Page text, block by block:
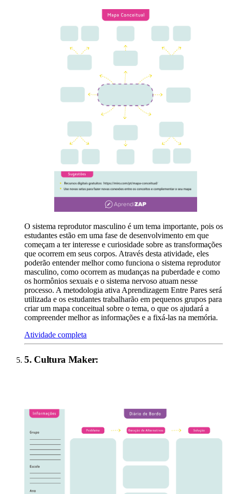
O sistema reprodutor masculino é um tema importante, pois os
estudantes estão em uma fase de desenvolvimento em que
começam a ter interesse e curiosidade sobre as transformações
que ocorrem em seus corpos. Através desta atividade, eles
poderão entender melhor como funciona o sistema reprodutor
masculino, como ocorrem as mudanças na puberdade e como
os hormônios sexuais e o sistema nervoso atuam nesse
processo. A metodologia ativa Aprendizagem Entre Pares será
utilizada e os estudantes trabalharão em pequenos grupos para
criar um mapa conceitual sobre o tema, o que os ajudará a
compreender melhor as informações e a fixá-las na memória.
Atividade completa
5. Cultura Maker: